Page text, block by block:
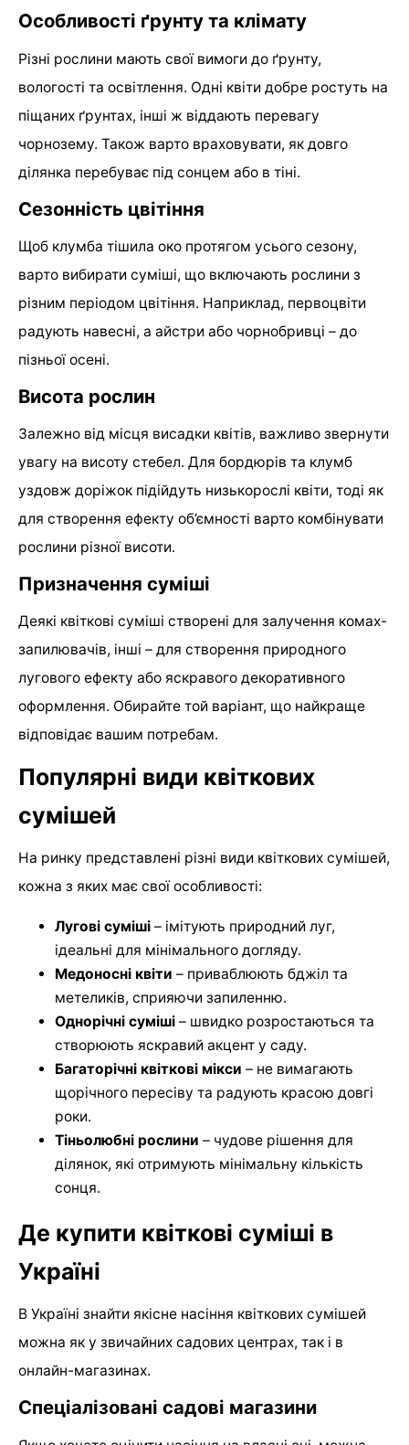
Особливості ґрунту та клімату
Різні рослини мають свої вимоги до ґрунту,
вологості та освітлення. Одні квіти добре ростуть на
піщаних ґрунтах, інші ж віддають перевагу
чорнозему. Також варто враховувати, як довго
ділянка перебуває під сонцем або в тіні.
Сезонність цвітіння
Щоб клумба тішила око протягом усього сезону,
варто вибирати суміші, що включають рослини з
різним періодом цвітіння. Наприклад, первоцвіти
радують навесні, а айстри або чорнобривці – до
пізньої осені.
Висота рослин
Залежно від місця висадки квітів, важливо звернути
увагу на висоту стебел. Для бордюрів та клумб
уздовж доріжок підійдуть низькорослі квіти, тоді як
для створення ефекту об’ємності варто комбінувати
рослини різної висоти.
Призначення суміші
Деякі квіткові суміші створені для залучення комах-
запилювачів, інші – для створення природного
лугового ефекту або яскравого декоративного
оформлення. Обирайте той варіант, що найкраще
відповідає вашим потребам.
Популярні види квіткових
сумішей
На ринку представлені різні види квіткових сумішей,
кожна з яких має свої особливості:
Лугові суміші – імітують природний луг,
ідеальні для мінімального догляду.
Медоносні квіти – приваблюють бджіл та
метеликів, сприяючи запиленню.
Однорічні суміші – швидко розростаються та
створюють яскравий акцент у саду.
Багаторічні квіткові мікси – не вимагають
щорічного пересіву та радують красою довгі
роки.
Тіньолюбні рослини – чудове рішення для
ділянок, які отримують мінімальну кількість
сонця.
Де купити квіткові суміші в
Україні
В Україні знайти якісне насіння квіткових сумішей
можна як у звичайних садових центрах, так і в
онлайн-магазинах.
Спеціалізовані садові магазини